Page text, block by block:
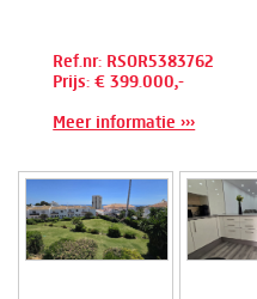
Ref.nr: RSOR5383762
Prijs: € 399.000,-
Meer informatie ›››